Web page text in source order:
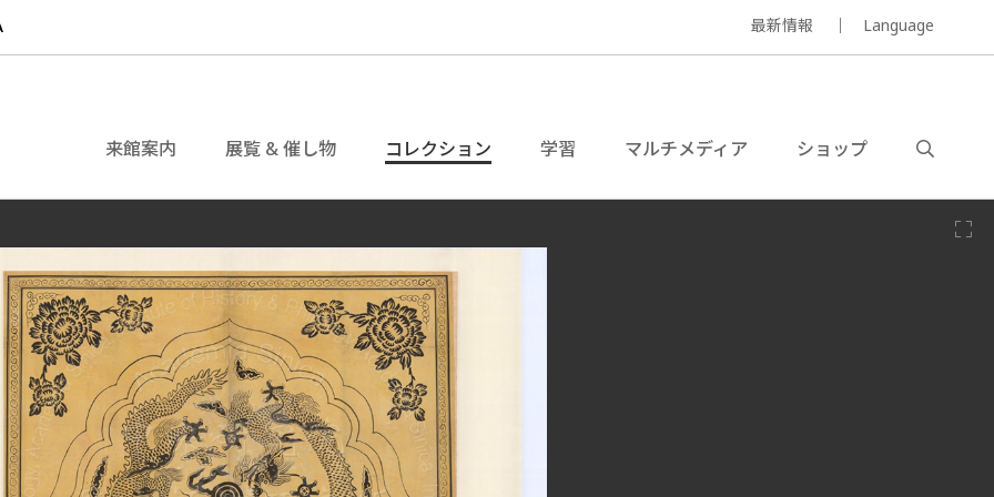
最新情報 Language
来館案内 展覧 & 催し物 コレクション 学習 マルチメディア ショップ